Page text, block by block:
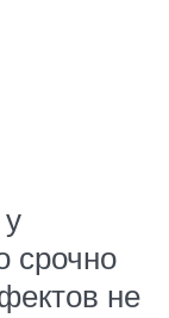
срочно
не